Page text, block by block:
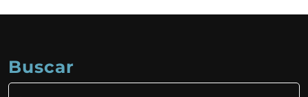
Buscar
Buscar: